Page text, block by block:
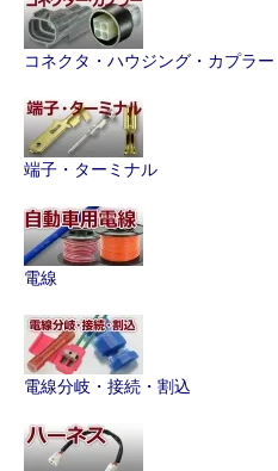
コネクタ・ハウジング・カプラー
端子・ターミナル
電線
電線分岐・接続・割込